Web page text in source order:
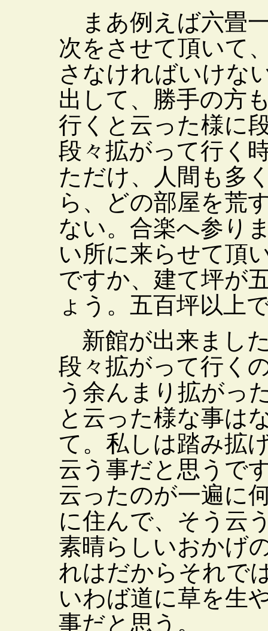
まあ例えば六畳
次をさせて頂いて
さなければいけな
出して、勝手の方
行くと云った様に
段々拡がって行く
ただけ、人間も多
ら、どの部屋を荒
ない。合楽へ参り
い所に来らせて頂
ですか、建て坪が
ょう。五百坪以上
新館が出来まし
段々拡がって行く
う余んまり拡がっ
と云った様な事は
て。私しは踏み拡
云う事だと思うで
云ったのが一遍に
に住んで、そう云
素晴らしいおかげ
れはだからそれで
いわば道に草を生
事だと思う。